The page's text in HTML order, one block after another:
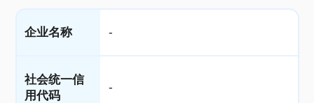
企业名称 -
社会统一信
用代码
-